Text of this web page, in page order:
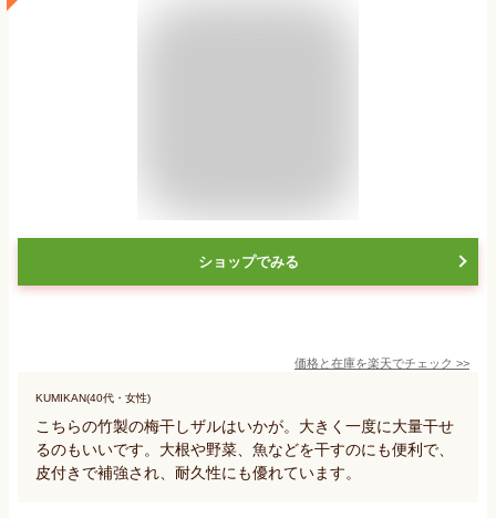
ショップでみる
価格と在庫を楽天でチェック >>
KUMIKAN(40代・女性)
こちらの竹製の梅干しザルはいかが。大きく一度に大量干せ
るのもいいです。大根や野菜、魚などを干すのにも便利で、
皮付きで補強され、耐久性にも優れています。